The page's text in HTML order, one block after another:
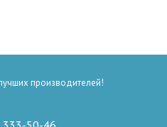
производителей!